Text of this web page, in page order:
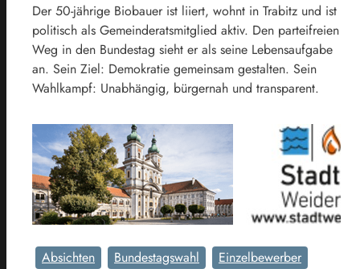
Der 50-jährige Biobauer ist liiert, wohnt in Trabitz und ist
politisch als Gemeinderatsmitglied aktiv. Den parteifreien
Weg in den Bundestag sieht er als seine Lebensaufgabe
an. Sein Ziel: Demokratie gemeinsam gestalten. Sein
Wahlkampf: Unabhängig, bürgernah und transparent.
Absichten Bundestagswahl
Einzelbewerber